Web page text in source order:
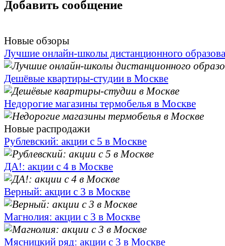
Добавить сообщение
Новые обзоры
Лучшие онлайн-школы дистанционного
Дешёвые квартиры-студии в Москве
Недорогие магазины термобелья в Москве
Новые распродажи
Рублевский: акции с 5 в Москве
ДА!: акции с 4 в Москве
Верный: акции с 3 в Москве
Магнолия: акции с 3 в Москве
Мясницкий ряд: акции с 3 в Москве